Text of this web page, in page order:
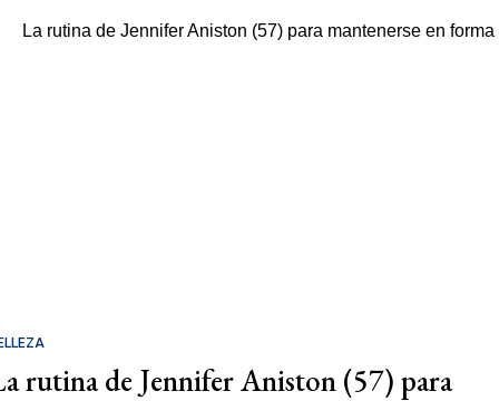
rutina de Jennifer Aniston (57) para